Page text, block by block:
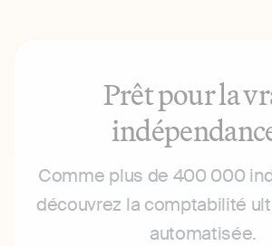
Prêt pour la
Comme plus de 400 000
découvrez la comptabilité
automatisée.